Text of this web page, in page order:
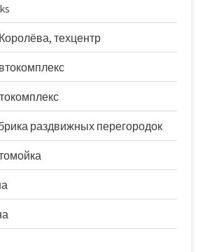
техцентр
раздвижных перегородок